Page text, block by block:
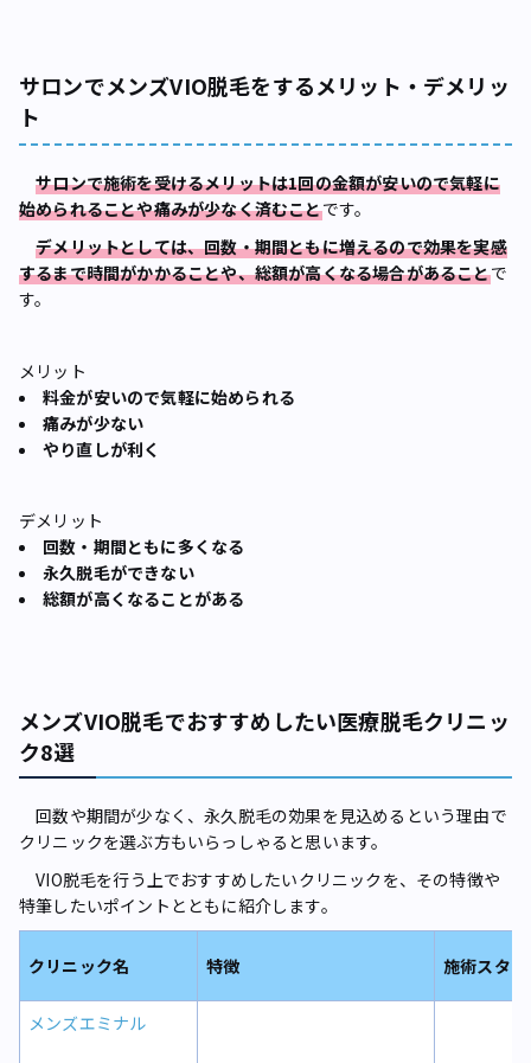
サロンでメンズVIO脱毛をするメリット・デメリッ
ト
サロンで施術を受けるメリットは1回の金額が安いので気軽に
始められることや痛みが少なく済むことです。
デメリットとしては、回数・期間ともに増えるので効果を実感
するまで時間がかかることや、総額が高くなる場合があることで
す。
メリット
料金が安いので気軽に始められる
痛みが少ない
やり直しが利く
デメリット
回数・期間ともに多くなる
永久脱毛ができない
総額が高くなることがある
メンズVIO脱毛でおすすめしたい医療脱毛クリニッ
ク8選
回数や期間が少なく、永久脱毛の効果を見込めるという理由で
クリニックを選ぶ方もいらっしゃると思います。
VIO脱毛を行う上でおすすめしたいクリニックを、その特徴や
特筆したいポイントとともに紹介します。
クリニック名 特徴 施術スタ
メンズエミナル